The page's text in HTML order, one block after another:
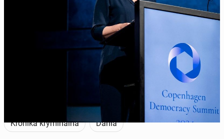
Duńska premier najwyraźniej potrzebuje lepszej ochrony... (Fot. IDA
MARIE ODGAARD/Ritzau Scanpix/AFP via Getty Images)
Kronika kryminalna Dania